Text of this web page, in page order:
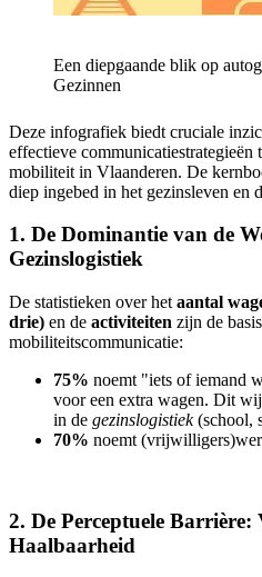
Een diepgaande blik op
Gezinnen
Deze infografiek biedt cruciale
effectieve
mobiliteit in Vlaanderen. De
diep ingebed in het gezinsleven en
1. De Dominantie van de
Gezinslogistiek
De statistieken over het aantal
drie) en de activiteiten zijn de
mobiliteitscommunicatie:
75% noemt "iets of iemand
voor een extra wagen. Dit
in de gezinslogistiek(school,
70% noemt
2. De Perceptuele
Haalbaarheid